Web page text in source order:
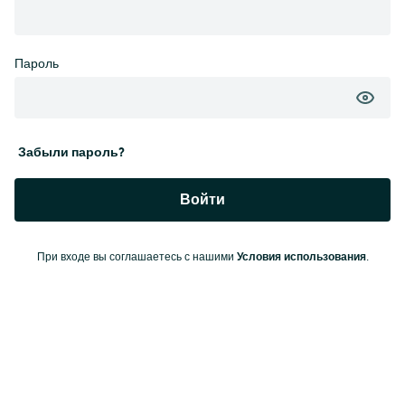
Пароль
Забыли пароль?
Войти
При входе вы соглашаетесь с нашими Условия использования.